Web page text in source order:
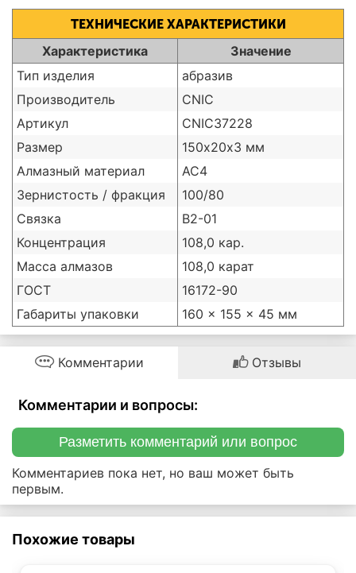
ТЕХНИЧЕСКИЕ ХАРАКТЕРИСТИКИ
Характеристика
Значение
Тип изделия
абразив
Производитель
CNIC
Артикул
CNIC37228
Размер
150х20х3 мм
Алмазный материал
АС4
Зернистость / фракция
100/80
Связка
В2-01
Концентрация
108,0 кар.
Масса алмазов
108,0 карат
ГОСТ
16172-90
Габариты упаковки
160 × 155 × 45 мм
Комментарии Отзывы
Комментарии и вопросы:
Разметить комментарий или вопрос
Комментариев пока нет, но ваш может быть
первым.
Похожие товары